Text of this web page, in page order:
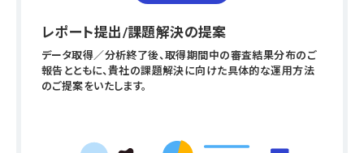
レポート提出/課題解決の提案
データ取得／分析終了後、取得期間中の審査結果分布のご
報告とともに、貴社の課題解決に向けた具体的な運用方法
のご提案をいたします。